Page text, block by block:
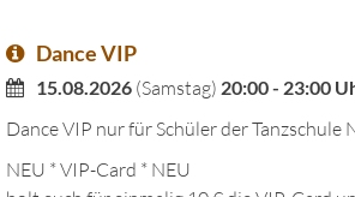
Dance VIP
15.08.2026 (Samstag) 20:00 - 23:00
Dance VIP nur für Schüler der Tanzschule
NEU * VIP-Card * NEU